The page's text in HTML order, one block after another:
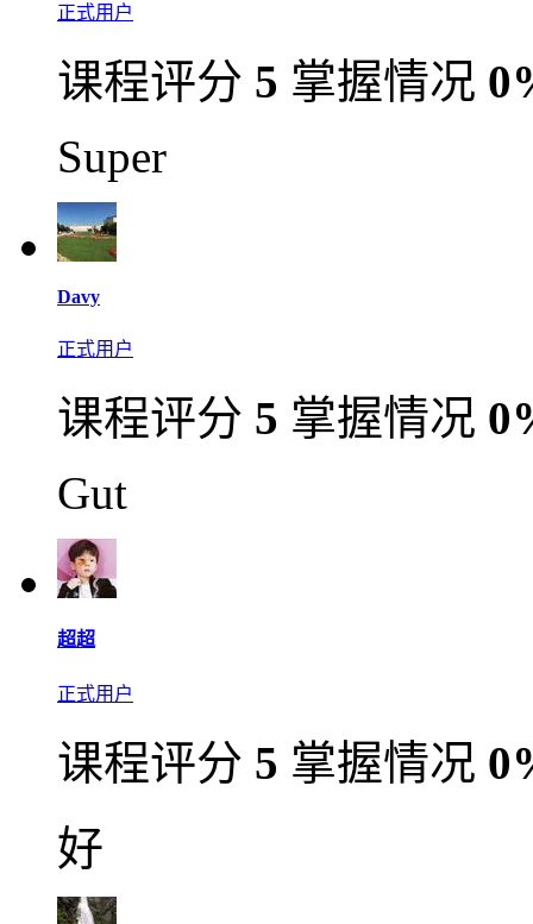
正式用户
课程评分 5 掌握情况
Super
Davy
正式用户
课程评分 5 掌握情况
Gut
超超
正式用户
课程评分 5 掌握情况
好